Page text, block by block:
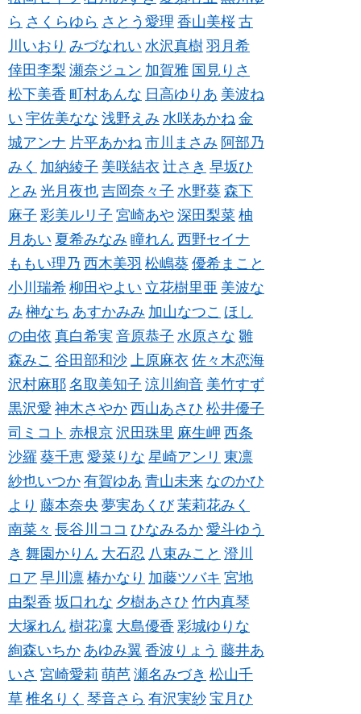
ら さくらゆら さとう愛理 香山美桜 古
川いおり みづなれい 水沢真樹 羽月希
倖田李梨 瀬奈ジュン 加賀雅 国見りさ
松下美香 町村あんな 日高ゆりあ 美波ね
い 宇佐美なな 浅野えみ 水咲あかね 金
城アンナ 片平あかね 市川まさみ 阿部乃
みく 加納綾子 美咲結衣 辻さき 早坂ひ
とみ 光月夜也 吉岡奈々子 水野葵 森下
麻子 彩美ルリ子 宮崎あや 深田梨菜 柚
月あい 夏希みなみ 瞳れん 西野セイナ
ももい理乃 西木美羽 松嶋葵 優希まこと
小川瑞希 柳田やよい 立花樹里亜 美波な
み 榊なち あすかみみ 加山なつこ ほし
の由依 真白希実 音原恭子 水原さな 雛
森みこ 谷田部和沙 上原麻衣 佐々木恋海
沢村麻耶 名取美知子 涼川絢音 美竹すず
黒沢愛 神木さやか 西山あさひ 松井優子
司ミコト 赤根京 沢田珠里 麻生岬 西条
沙羅 葵千恵 愛菜りな 星崎アンリ 東凛
紗也いつか 有賀ゆあ 青山未来 なのかひ
より 藤本奈央 夢実あくび 茉莉花みく
南菜々 長谷川ココ ひなみるか 愛斗ゆう
き 舞園かりん 大石忍 八束みこと 澄川
ロア 早川凛 椿かなり 加藤ツバキ 宮地
由梨香 坂口れな 夕樹あさひ 竹内真琴
大塚れん 樹花凜 大島優香 彩城ゆりな
絢森いちか あゆみ翼 香波りょう 藤井あ
いさ 宮崎愛莉 萌芭 瀬名みづき 松山千
草 椎名りく 琴音さら 有沢実紗 宝月ひ